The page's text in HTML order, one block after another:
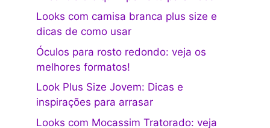
Looks com camisa branca plus size e
dicas de como usar
Óculos para rosto redondo: veja os
melhores formatos!
Look Plus Size Jovem: Dicas e
inspirações para arrasar
Looks com Mocassim Tratorado: veja